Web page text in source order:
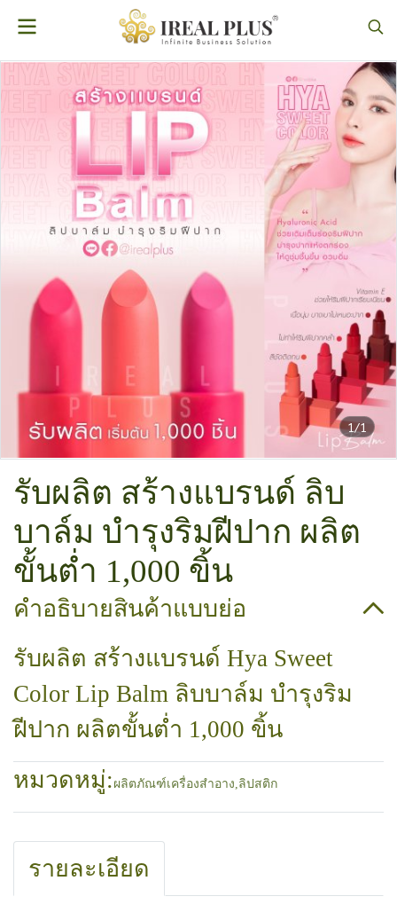
1/1
รับผลิต สร้างแบรนด์ ลิบ
บาล์ม บำรุงริมฝีปาก ผลิต
ขั้นต่ำ 1,000 ขิ้น
คำอธิบายสินค้าแบบย่อ
รับผลิต สร้างแบรนด์ Hya Sweet
Color Lip Balm ลิบบาล์ม บำรุงริม
ฝีปาก ผลิตขั้นต่ำ 1,000 ขิ้น
หมวดหมู่: ผลิตภัณฑ์เครื่องสำอาง,ลิปสติก
รายละเอียด